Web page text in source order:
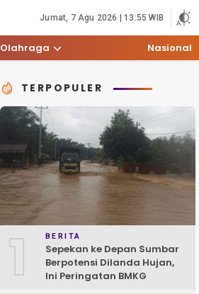
Jumat, 7 Agu 2026 | 13:55 WIB
Olahraga Nasional
TERPOPULER
1 BERITA
Sepekan ke Depan Sumbar
Berpotensi Dilanda Hujan,
Ini Peringatan BMKG